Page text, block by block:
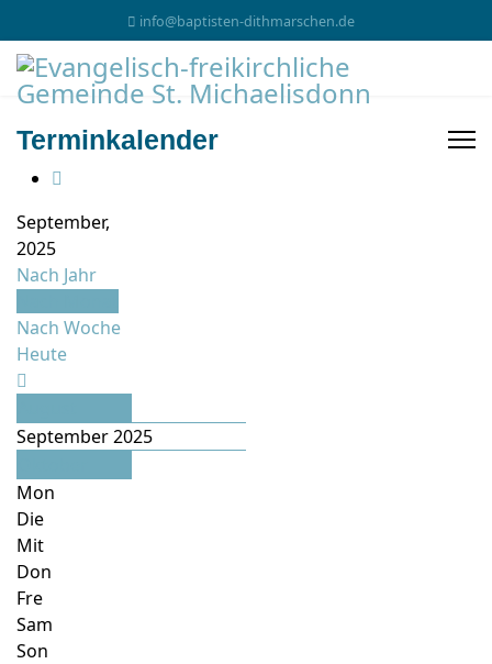
info@baptisten-dithmarschen.de
Terminkalender
September,
2025
Nach Jahr
Nach Woche
Heute
September 2025
Mon
Die
Mit
Don
Fre
Sam
Son